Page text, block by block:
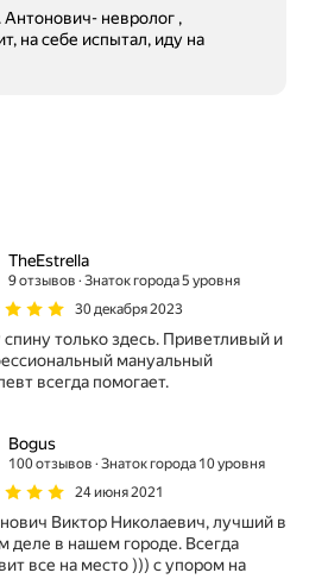
Антонович- невролог ,
на себе испытал, иду на
TheEstrella
9 отзывов Знаток города 5 уровня
30 декабря 2023
только здесь. Приветливый и
мануальный
всегда помогает.
Bogus
100 отзывов Знаток города 10 уровня
24 июня 2021
Виктор Николаевич, лучший в
деле в нашем городе. Всегда
все на место ))) с упором на